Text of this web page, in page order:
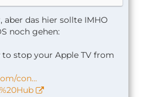
aber das hier sollte IMHO
noch gehen:
stop your Apple TV from
con…